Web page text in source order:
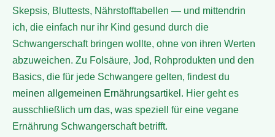
Skepsis, Bluttests, Nährstofftabellen — und mittendrin
ich, die einfach nur ihr Kind gesund durch die
Schwangerschaft bringen wollte, ohne von ihren Werten
abzuweichen. Zu Folsäure, Jod, Rohprodukten und den
Basics, die für jede Schwangere gelten, findest du
meinen allgemeinen Ernährungsartikel . Hier geht es
ausschließlich um das, was speziell für eine vegane
Ernährung Schwangerschaft betrifft.